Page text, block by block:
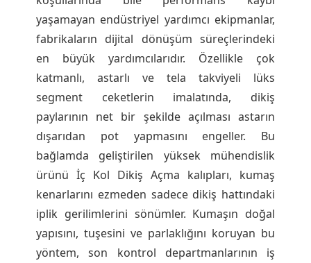
yaşamayan endüstriyel yardımcı ekipmanlar,
fabrikaların dijital dönüşüm süreçlerindeki
en büyük yardımcılarıdır. Özellikle çok
katmanlı, astarlı ve tela takviyeli lüks
segment ceketlerin imalatında, dikiş
paylarının net bir şekilde açılması astarın
dışarıdan pot yapmasını engeller. Bu
bağlamda geliştirilen yüksek mühendislik
ürünü İç Kol Dikiş Açma kalıpları, kumaş
kenarlarını ezmeden sadece dikiş hattındaki
iplik gerilimlerini sönümler. Kumaşın doğal
yapısını, tuşesini ve parlaklığını koruyan bu
yöntem, son kontrol departmanlarının iş